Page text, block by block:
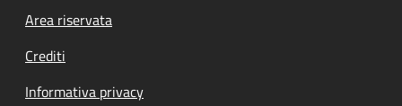
Footer menu
Area riservata
Crediti
Informativa privacy